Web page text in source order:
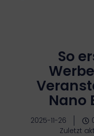
So
Nano
2025-11-26
Zuletzt